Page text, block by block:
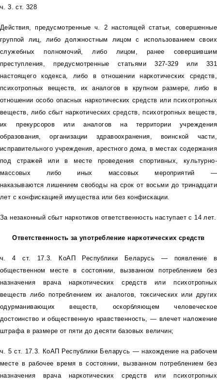
ч. 3. ст. 328
Действия, предусмотренные ч. 2 настоящей статьи, совершенные
группой лиц, либо должностным лицом с использованием своих
служебных полномочий, либо лицом, ранее совершившим
преступления, предусмотренные статьями 327-329 или 331
настоящего кодекса, либо в отношении наркотических средств,
психотропных веществ, их аналогов в крупном размере, либо в
отношении особо опасных наркотических средств или психотропных
веществ, либо сбыт наркотических средств, психотропных веществ,
их прекурсоров или аналогов на территории учреждения
образования, организации здравоохранения, воинской части,
исправительного учреждения, арестного дома, в местах содержания
под стражей или в месте проведения спортивных, культурно-
массовых либо иных массовых мероприятий —
наказываются лишением свободы на срок от восьми до тринадцати
лет с конфискацией имущества или без конфискации.
За незаконный сбыт наркотиков ответственность наступает с 14 лет.
Ответственность за употребление наркотических средств
ч. 4 ст. 17.3. КоАП Республики Беларусь — появление в
общественном месте в состоянии, вызванном потреблением без
назначения врача наркотических средств или психотропных
веществ либо потреблением их аналогов, токсических или других
одурманивающих веществ, оскорбляющем человеческое
достоинство и общественную нравственность, — влечет наложение
штрафа в размере от пяти до десяти базовых величин;
ч. 5 ст. 17.3. КоАП Республики Беларусь — нахождение на рабочем
месте в рабочее время в состоянии, вызванном потреблением без
назначения врача наркотических средств или психотропных